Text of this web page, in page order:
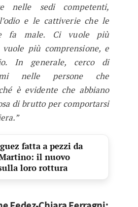
nelle sedi competenti,
e le cattiverie che le
fa male. Ci vuole più
più comprensione, e
In generale, cerco di
nelle persone che
è evidente che abbiano
di brutto per comportarsi
fatta a pezzi da
il nuovo
loro rottura